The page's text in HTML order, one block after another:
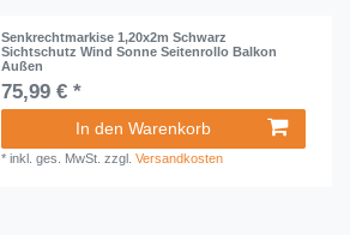
Senkrechtmarkise 1,20x2m Schwarz
Sichtschutz Wind Sonne Seitenrollo Balkon
Außen
75,99 € *
In den Warenkorb
*inkl. ges. MwSt. zzgl.Versandkosten